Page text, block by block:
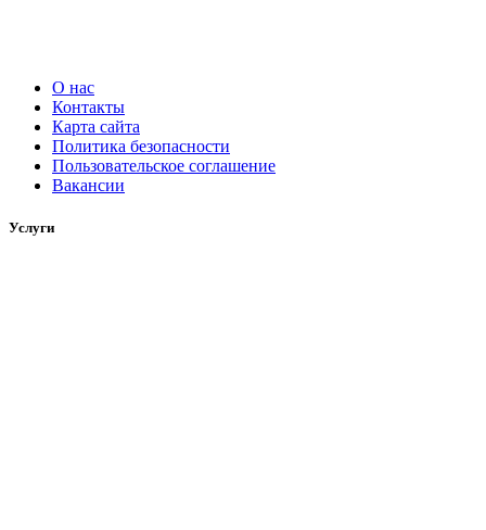
О нас
Контакты
Карта сайта
Политика безопасности
Пользовательское соглашение
Вакансии
Услуги